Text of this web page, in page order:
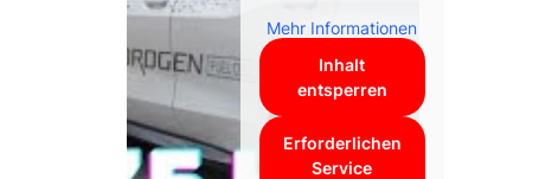
Mehr Informationen
Inhalt
entsperren
Erforderlichen
Service